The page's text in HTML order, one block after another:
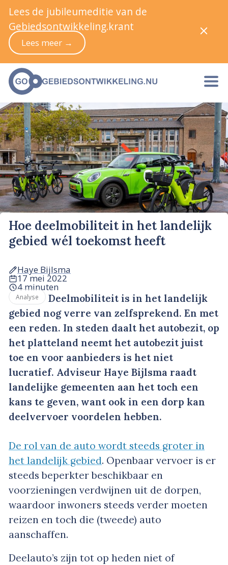
Hoe deelmobiliteit in het landelijk
gebied wél toekomst heeft
Haye Bijlsma
17 mei 2022
4 minuten
Analyse
Deelmobiliteit is in het landelijk
gebied nog verre van zelfsprekend. En met
een reden. In steden daalt het autobezit, op
het platteland neemt het autobezit juist
toe en voor aanbieders is het niet
lucratief. Adviseur Haye Bijlsma raadt
landelijke gemeenten aan het toch een
kans te geven, want ook in een dorp kan
deelvervoer voordelen hebben.
De rol van de auto wordt steeds groter in
het landelijk gebied. Openbaar vervoer is er
steeds beperkter beschikbaar en
voorzieningen verdwijnen uit de dorpen,
waardoor inwoners steeds verder moeten
reizen en toch die (tweede) auto
aanschaffen.
Deelauto’s zijn tot op heden niet of
Lees de jubileumeditie van de
Gebiedsontwikkeling.krant
Lees meer →